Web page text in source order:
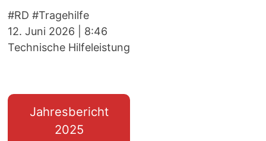
#RD #Tragehilfe
12. Juni 2026
8:46
Technische Hilfeleistung
Jahresbericht
2025